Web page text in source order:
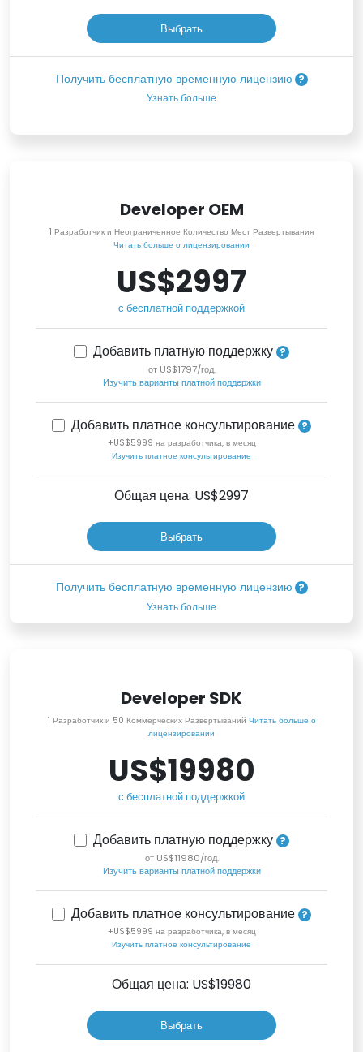
Выбрать
Получить бесплатную временную лицензию
Узнать больше
Developer OEM
1 Разработчик и Неограниченное Количество Мест Развертывания
Читать больше о лицензировании
US$2997
с бесплатной поддержкой
Добавить платную поддержку
от US$1797/год.
Изучить варианты платной поддержки
Добавить платное консультирование
+US$5999 на разработчика, в месяц
Изучить платное консультирование
Общая цена: US$2997
Выбрать
Получить бесплатную временную лицензию
Узнать больше
Developer SDK
1 Разработчик и 50 Коммерческих Развертываний Читать больше о
лицензировании
US$19980
с бесплатной поддержкой
Добавить платную поддержку
от US$11980/год.
Изучить варианты платной поддержки
Добавить платное консультирование
+US$5999 на разработчика, в месяц
Изучить платное консультирование
Общая цена: US$19980
Выбрать